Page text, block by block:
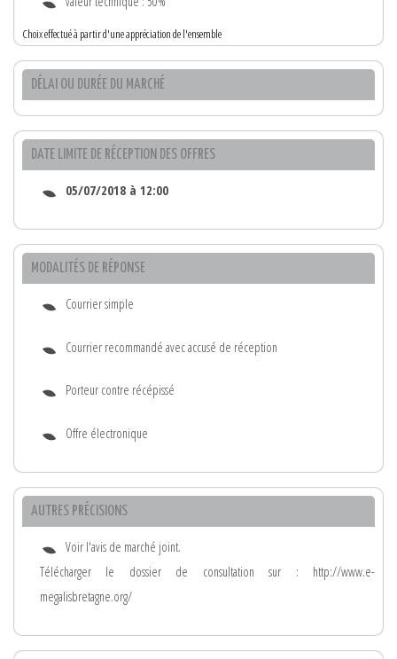
Choix effectué à partir d'une appréciation de l'ensemble
DÉLAI OU DURÉE DU MARCHÉ
DATE LIMITE DE RÉCEPTION DES OFFRES
05/07/2018 à 12:00
MODALITÉS DE RÉPONSE
Courrier simple
Courrier recommandé avec accusé de réception
Porteur contre récépissé
Offre électronique
AUTRES PRÉCISIONS
Voir l'avis de marché joint.
Télécharger le dossier de consultation sur : http://www.e-
megalisbretagne.org/